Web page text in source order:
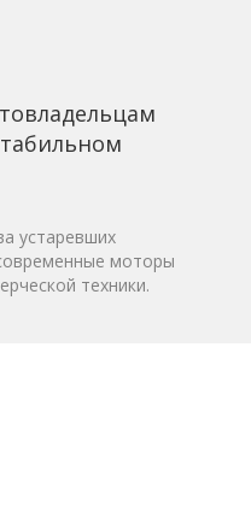
устаревших
моторы
техники.